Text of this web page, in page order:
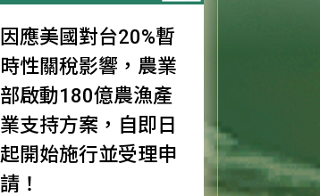
因應美國對台20%暫
時性關稅影響，農業
部啟動180億農漁產
業支持方案，自即日
起開始施行並受理申
請！